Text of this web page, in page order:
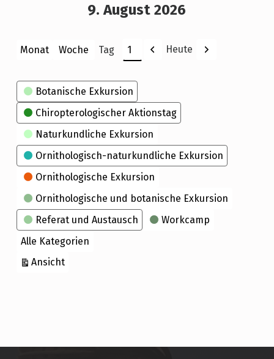
9. August 2026
Monat Woche Tag
Monat
Tag
Jahr
Zurück
Heute Weiter
Kategorien
Botanische Exkursion
Chiropterologischer Aktionstag
Naturkundliche Exkursion
Ornithologisch-naturkundliche Exkursion
Ornithologische Exkursion
Ornithologische und botanische Exkursion
Referat und Austausch
Workcamp
Alle Kategorien
Ansichtausdrucken